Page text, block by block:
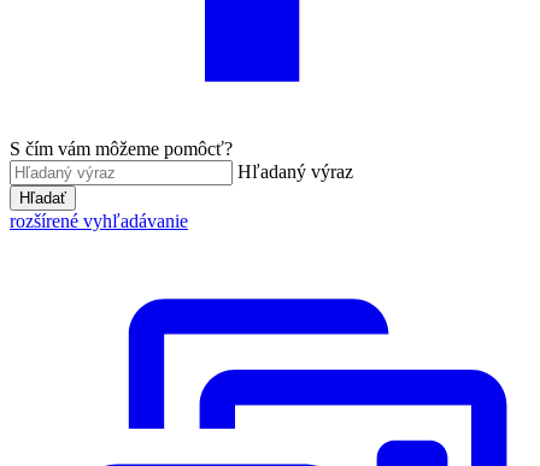
S čím vám môžeme pomôcť?
Hľadaný výraz
Hľadať
rozšírené vyhľadávanie